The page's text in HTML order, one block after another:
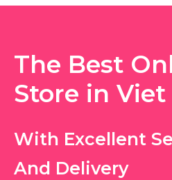
The Best
Store in Viet
With Excellent
And Delivery